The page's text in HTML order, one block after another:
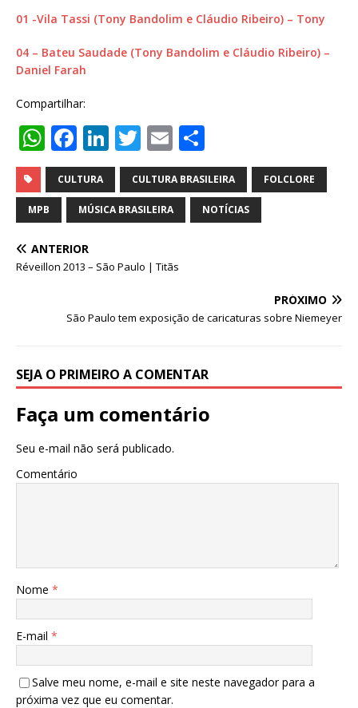
01 -Vila Tassi (Tony Bandolim e Cláudio Ribeiro) – Tony
04 – Bateu Saudade (Tony Bandolim e Cláudio Ribeiro) –
Daniel Farah
Compartilhar:
W
h
at
s
A
p
F
a
c
e
b
o
k
Li
n
k
e
n
T
w
it
te
E
m
ai
l
h
ar
e
CULTURA CULTURA BRASILEIRA FOLCLORE
MPB MÚSICA BRASILEIRA NOTÍCIAS
ANTERIOR
Réveillon 2013 – São Paulo | Titãs
PRÓXIMO
São Paulo tem exposição de caricaturas sobre Niemeyer
SEJA O PRIMEIRO A COMENTAR
Faça um comentário
Seu e-mail não será publicado.
Comentário
Nome *
E-mail *
Salve meu nome, e-mail e site neste navegador para a
próxima vez que eu comentar.